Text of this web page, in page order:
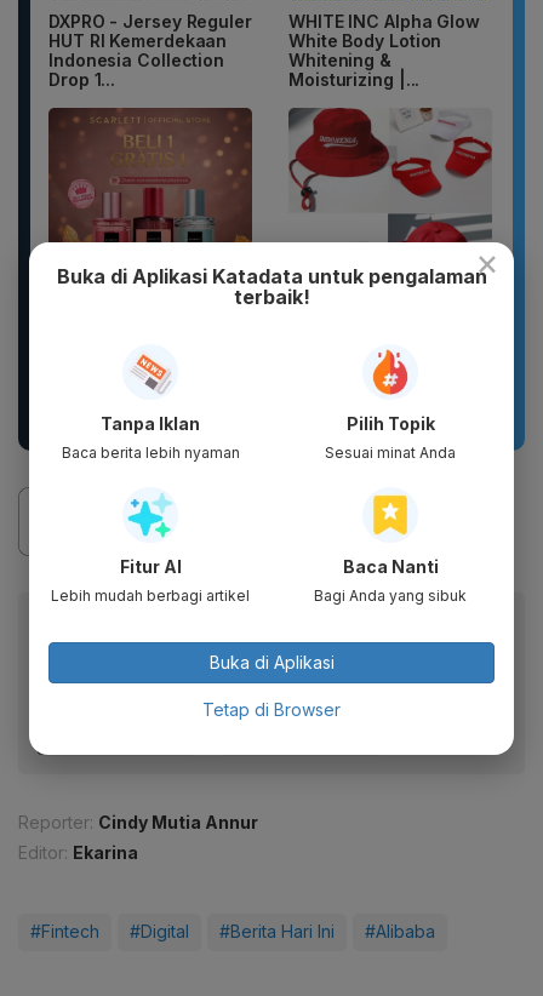
DXPRO - Jersey Reguler
HUT RI Kemerdekaan
Indonesia Collection
Drop 1...
WHITE INC Alpha Glow
White Body Lotion
Whitening &
Moisturizing |...
PARFUM SCARLETT
PARFUM WANITA
PARFUM PRIA WANGI
Indonesia 2026 Topi
Bordir Logo Indonesia
Dapatkan pengalaman membaca lebih nyaman dan nikmati
fitur menarik lainnya lewat aplikasi mobile Katadata.
Reporter: Cindy Mutia Annur
Editor: Ekarina
#Fintech #Digital #Berita Hari Ini #Alibaba
×
Buka di Aplikasi Katadata untuk pengalaman
terbaik!
Tanpa Iklan
Baca berita lebih nyaman
Pilih Topik
Sesuai minat Anda
Fitur AI
Lebih mudah berbagi artikel
Baca Nanti
Bagi Anda yang sibuk
Buka di Aplikasi
Tetap di Browser